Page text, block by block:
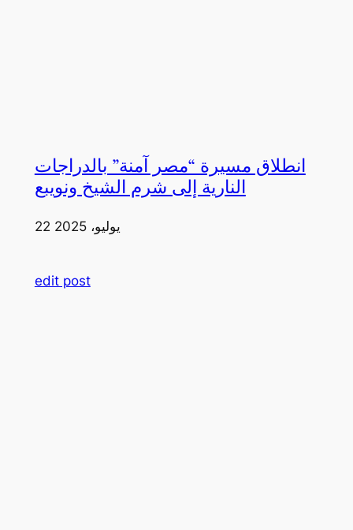
انطلاق مسيرة “مصر آمنة” بالدراجات
النارية إلى شرم الشيخ ونويبع
22 يوليو، 2025
edit post